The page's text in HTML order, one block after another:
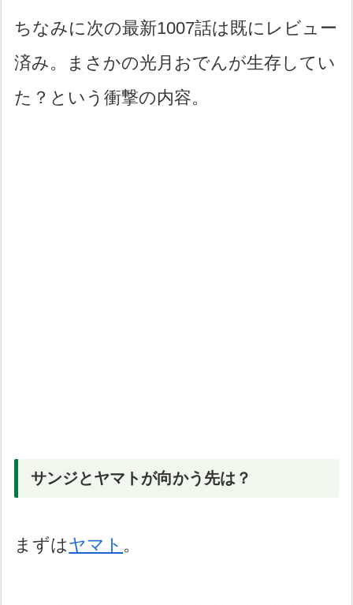
ちなみに次の最新1007話は既にレビュー
済み。まさかの光月おでんが生存してい
た？という衝撃の内容。
サンジとヤマトが向かう先は？
まずはヤマト 。